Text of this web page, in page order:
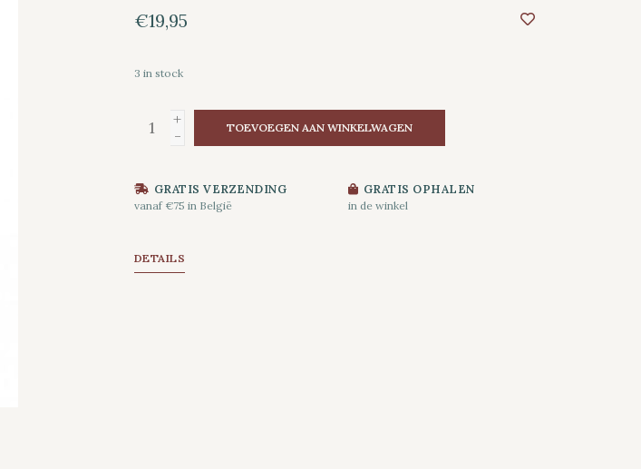
€19,95
3 in stock
+
- TOEVOEGEN AAN WINKELWAGEN
GRATIS VERZENDING
vanaf €75 in België
GRATIS OPHALEN
in de winkel
DETAILS